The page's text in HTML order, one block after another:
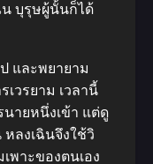
น บุรุษผู้นั้นก็ได้
และพยายาม
วรยาม เวลานี้
ายหนึ่งเข้า แต่ดู
ลงเฉินจึงใช้วิ
พาะของตนเอง